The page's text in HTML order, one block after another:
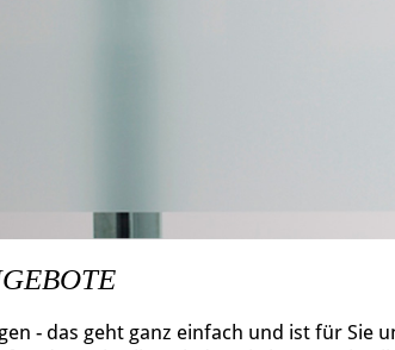
- das geht ganz einfach und ist für Sie